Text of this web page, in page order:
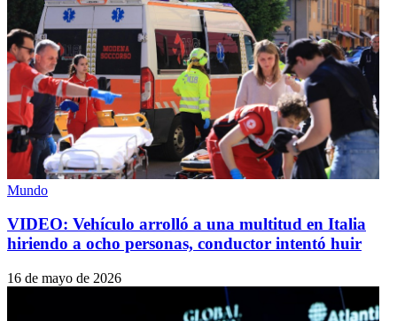
Mundo
VIDEO: Vehículo arrolló a una multitud en Italia
hiriendo a ocho personas, conductor intentó huir
16 de mayo de 2026